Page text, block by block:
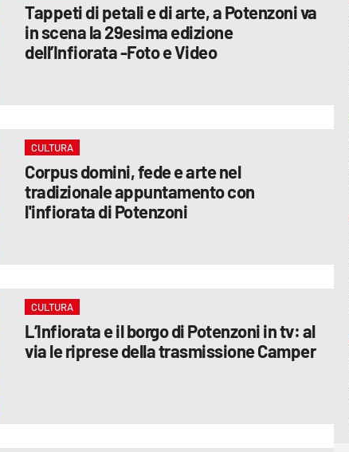
Tappeti di petali e di arte, a Potenzoni va
in scena la 29esima edizione
dell’Infiorata -Foto e Video
CULTURA
Corpus domini, fede e arte nel
tradizionale appuntamento con
l'infiorata di Potenzoni
CULTURA
L’Infiorata e il borgo di Potenzoni in tv: al
via le riprese della trasmissione Camper